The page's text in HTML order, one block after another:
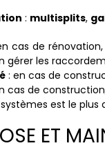
: multisplits,
cas de
gérer les
: en cas de
cas de
est le plus
ET